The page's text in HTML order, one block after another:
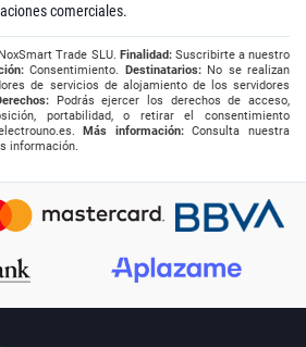
comerciales.
NoxSmart Trade SLU. Finalidad:Suscribirte a nuestro
Consentimiento. Destinatarios:No se realizan
de servicios de alojamiento de los servidores
Podrás ejercer los derechos de acceso,
portabilidad, o retirar el consentimiento
.Más información:Consulta nuestra
información.